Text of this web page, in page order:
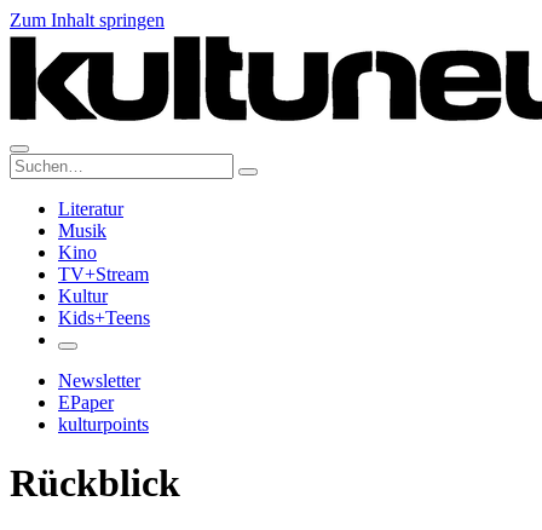
Zum Inhalt springen
Suche:
Literatur
Musik
Kino
TV+Stream
Kultur
Kids+Teens
Newsletter
EPaper
kulturpoints
Rückblick